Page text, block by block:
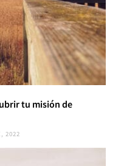
tu misión de
2022